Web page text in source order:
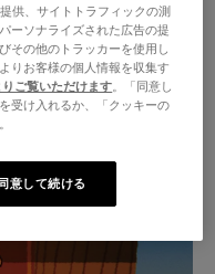
供、サイトトラフィックの測
ーソナライズされた広告の提
その他のトラッカーを使用し
りお客様の個人情報を収集す
ご覧いただけます。「同意し
受け入れるか、「クッキーの
意して続ける